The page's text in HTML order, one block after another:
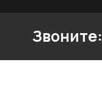
Звоните: